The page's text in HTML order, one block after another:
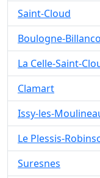
Saint-Cloud
Boulogne-
La Celle-Saint-
Clamart
Issy-les-
Le Plessis-
Suresnes